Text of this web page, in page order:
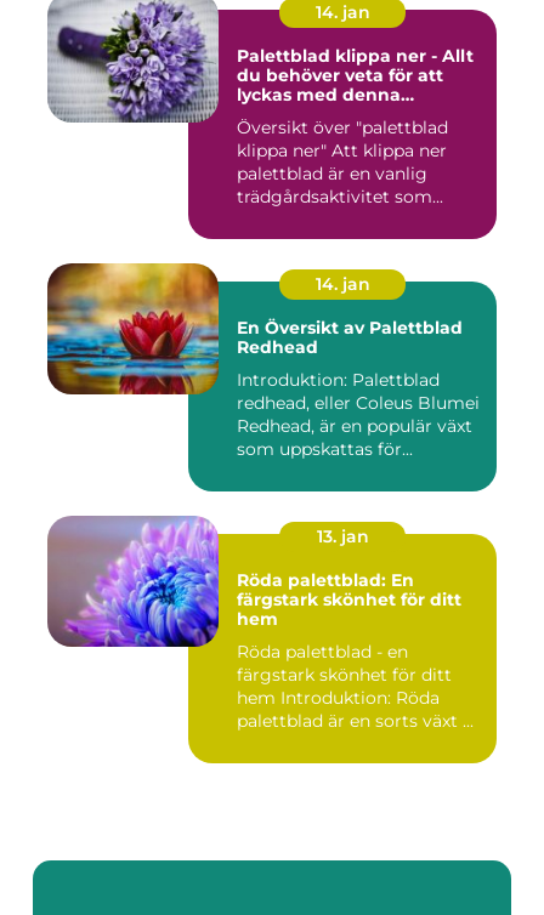
14. jan
Palettblad klippa ner - Allt
du behöver veta för att
lyckas med denna
populära trädgårdsaktivitet
Översikt över "palettblad
klippa ner" Att klippa ner
palettblad är en vanlig
trädgårdsaktivitet som...
14. jan
En Översikt av Palettblad
Redhead
Introduktion: Palettblad
redhead, eller Coleus Blumei
Redhead, är en populär växt
som uppskattas för...
13. jan
Röda palettblad: En
färgstark skönhet för ditt
hem
Röda palettblad - en
färgstark skönhet för ditt
hem Introduktion: Röda
palettblad är en sorts växt ...